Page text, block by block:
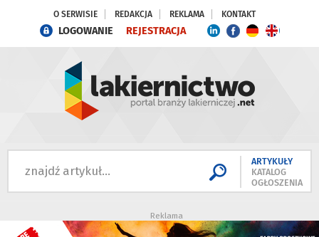
O SERWISIE REDAKCJA REKLAMA KONTAKT
LOGOWANIE REJESTRACJA
ARTYKUŁY
KATALOG
OGŁOSZENIA
Reklama